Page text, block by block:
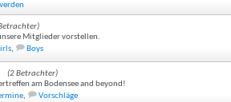
Mitglieder vorstellen.
, Boys
(2 Betrachter)
am Bodensee and beyond!
, Vorschläge